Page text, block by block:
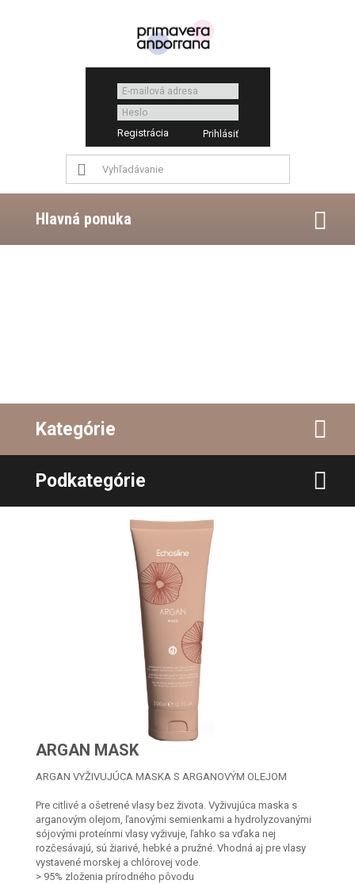
Registrácia
Hlavná ponuka
Kategórie
Podkategórie
ARGAN MASK
ARGAN VYŽIVUJÚCA MASKA S ARGANOVÝM OLEJOM
Pre citlivé a ošetrené vlasy bez života. Vyživujúca maska s
arganovým olejom, ľanovými semienkami a hydrolyzovanými
sójovými proteínmi vlasy vyživuje, ľahko sa vďaka nej
rozčesávajú, sú žiarivé, hebké a pružné. Vhodná aj pre vlasy
vystavené morskej a chlórovej vode.
> 95% zloženia prírodného pôvodu